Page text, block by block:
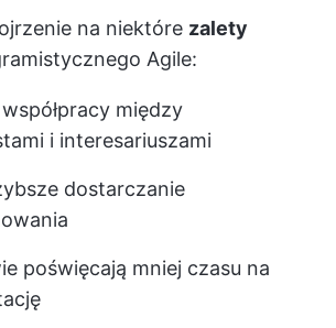
na niektóre zalety
Agile:
między
i interesariuszami
dostarczanie
poświęcają mniej czasu na